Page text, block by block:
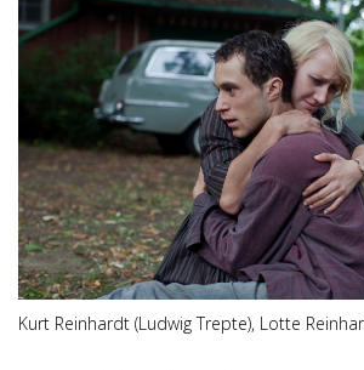
ZDF/
Kurt Reinhardt (Ludwig Trepte), Lotte